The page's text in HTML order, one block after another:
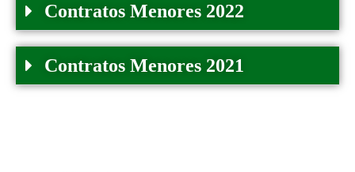
Contratos Menores 2022
Contratos Menores 2021